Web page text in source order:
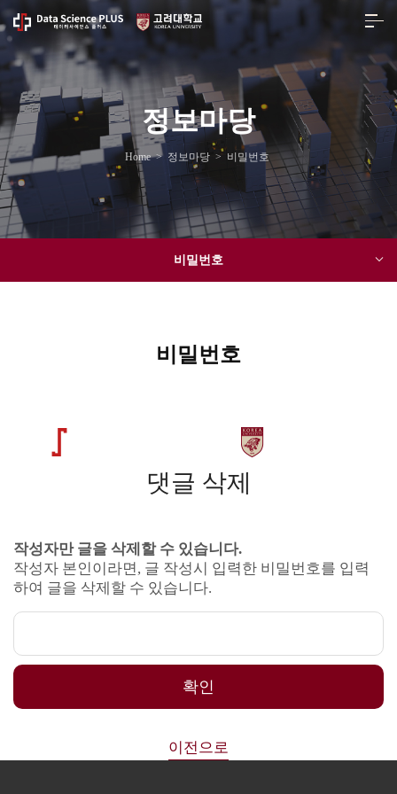
정보마당
Home> 정보마당 > 비밀번호
비밀번호
비밀번호
댓글 삭제
작성자만 글을 삭제할 수 있습니다.
작성자 본인이라면, 글 작성시 입력한 비밀번호를 입력
하여 글을 삭제할 수 있습니다.
확인
이전으로